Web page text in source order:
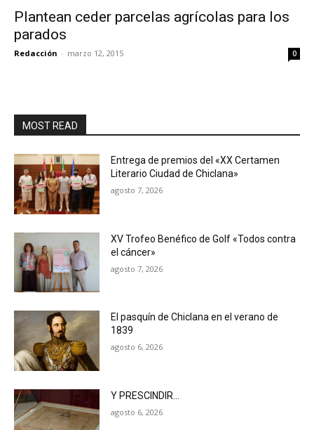
Plantean ceder parcelas agrícolas para los
parados
Redacción - marzo 12, 2015 0
MOST READ
Entrega de premios del «XX Certamen
Literario Ciudad de Chiclana»
agosto 7, 2026
XV Trofeo Benéfico de Golf «Todos contra
el cáncer»
agosto 7, 2026
El pasquín de Chiclana en el verano de
1839
agosto 6, 2026
Y PRESCINDIR…
agosto 6, 2026